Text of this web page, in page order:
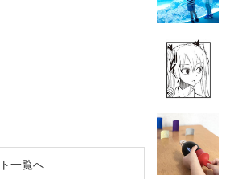
一覧へ